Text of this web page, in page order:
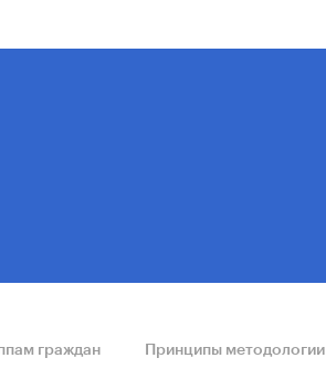
граждан Принципы методологии